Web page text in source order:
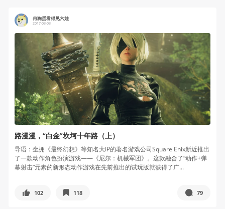
冉狗蛋看得见六娃
2017-03-03
路漫漫，“白金”坎坷十年路（上）
导语：坐拥《最终幻想》等知名大IP的著名游戏公司Square Enix新近推出
了一款动作角色扮演游戏——《尼尔：机械军团》。这款融合了“动作+弹
幕射击”元素的新形态动作游戏在先前推出的试玩版就获得了广...
102 118 79